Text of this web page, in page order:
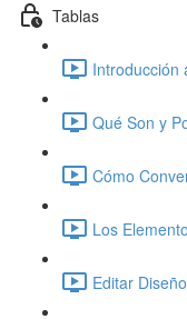
Tablas
Introducción
Qué Son y
Cómo
Los
Editar